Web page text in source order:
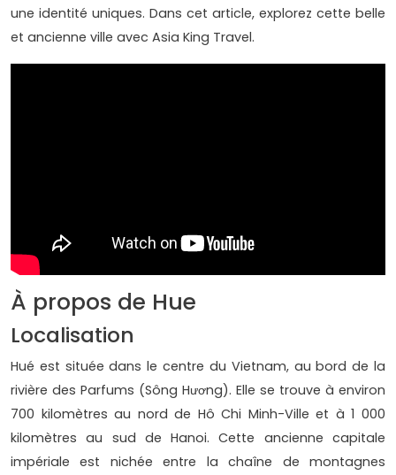
une identité uniques. Dans cet article, explorez cette belle
et ancienne ville avec Asia King Travel.
À propos de Hue
Localisation
Hué est située dans le centre du Vietnam, au bord de la
rivière des Parfums (Sông Hương). Elle se trouve à environ
700 kilomètres au nord de Hô Chi Minh-Ville et à 1 000
kilomètres au sud de Hanoi. Cette ancienne capitale
impériale est nichée entre la chaîne de montagnes